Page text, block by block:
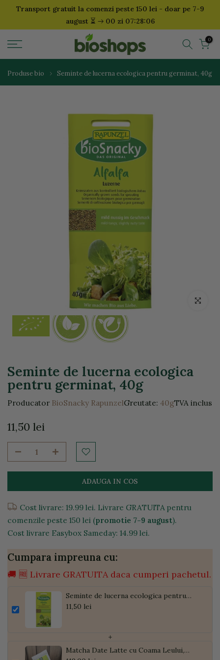
SariTransport gratuit la comenzi peste 150 lei - doar pe 7-9
august ⏳ 00 zi 07:28:05
0
Produse bio Seminte de lucerna ecologica pentru germinat, 40g
Click
Seminte de lucerna ecologica
pentru germinat, 40g
Producator BioSnacky RapunzelGreutate: 40gTVA inclus
11,50 lei
ADAUGA IN COS
Cost livrare: 19.99 lei. Livrare GRATUITA pentru
comenzile peste 150 lei (promotie 7-9 august).
Cost livrare Easybox Sameday: 14.99 lei.
Cumpara impreuna cu:
🚚 🆓 Livrare GRATUITA daca cumperi pachetul.
Seminte de lucerna ecologica pentru
germinat, 40g
11,50 lei
+
Matcha Date Latte cu Coama Leului,